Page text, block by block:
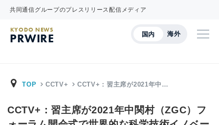
共同通信グループのプレスリリース配信メディア
国内 海外
KYODO NEWS
PRWIRE
TOP CCTV+ CCTV+：習主席が2021年中…
CCTV+：習主席が2021年中関村（ZGC）フ